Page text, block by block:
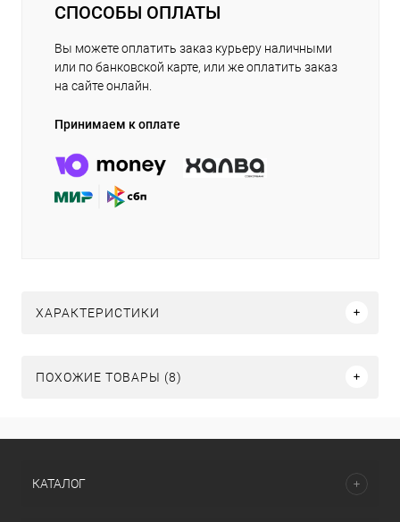
СПОСОБЫ ОПЛАТЫ
Вы можете оплатить заказ курьеру наличными
или по банковской карте, или же оплатить заказ
на сайте онлайн.
Принимаем к оплате
ХАРАКТЕРИСТИКИ
ПОХОЖИЕ ТОВАРЫ (8)
КАТАЛОГ